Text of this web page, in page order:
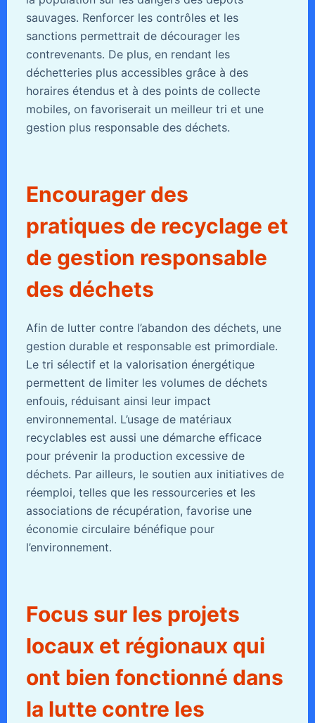
sauvages. Renforcer les contrôles et les
sanctions permettrait de décourager les
contrevenants. De plus, en rendant les
déchetteries plus accessibles grâce à des
horaires étendus et à des points de collecte
mobiles, on favoriserait un meilleur tri et une
gestion plus responsable des déchets.
Encourager des
pratiques de recyclage et
de gestion responsable
des déchets
Afin de lutter contre l’abandon des déchets, une
gestion durable et responsable est primordiale.
Le tri sélectif et la valorisation énergétique
permettent de limiter les volumes de déchets
enfouis, réduisant ainsi leur impact
environnemental. L’usage de matériaux
recyclables est aussi une démarche efficace
pour prévenir la production excessive de
déchets. Par ailleurs, le soutien aux initiatives de
réemploi, telles que les ressourceries et les
associations de récupération, favorise une
économie circulaire bénéfique pour
l’environnement.
Focus sur les projets
locaux et régionaux qui
ont bien fonctionné dans
la lutte contre les